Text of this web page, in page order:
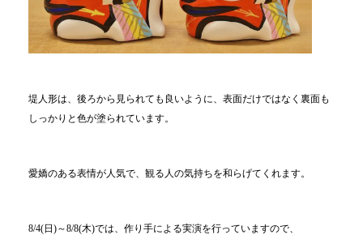
堤人形は、後ろから見られても良いように、表面だけではなく裏面も
しっかりと色が塗られています。
愛嬌のある表情が人気で、観る人の気持ちを和らげてくれます。
8/4(日)～8/8(木)では、作り手による実演を行っていますので、